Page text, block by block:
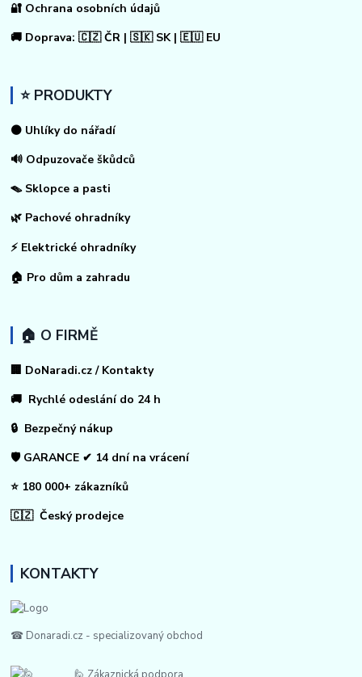
🔐 Ochrana osobních údajů
🚚 Doprava: 🇨🇿 ČR | 🇸🇰 SK | 🇪🇺 EU
⭐ PRODUKTY
⚫ Uhlíky do nářadí
🔊 Odpuzovače škůdců
🪤 Sklopce a pasti
🌿 Pachové ohradníky
⚡ Elektrické ohradníky
🏠 Pro dům a zahradu
🏠 O FIRMĚ
🏢 DoNaradi.cz / Kontakty
🚚 Rychlé odeslání do 24 h
🔒 Bezpečný nákup
🛡️ GARANCE ✔ 14 dní na vrácení
⭐ 180 000+ zákazníků
🇨🇿 Český prodejce
KONTAKTY
☎ Donaradi.cz - specializovaný obchod